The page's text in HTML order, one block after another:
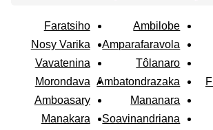
Ambilobe
Amparafaravola
Tôlanaro
Ambatondrazaka
Mananara
Soavinandriana
Faratsiho
Nosy Varika
Vavatenina
Morondava
Amboasary
Manakara